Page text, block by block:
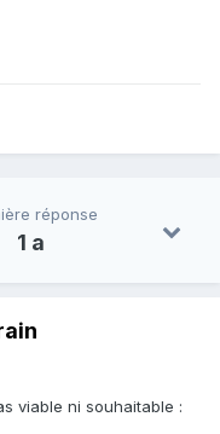
réponse
1 a
viable ni souhaitable :